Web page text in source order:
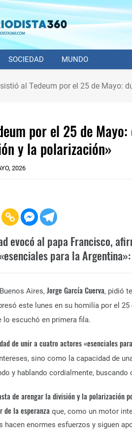
SOCIEDAD MUNDO
al Tedeum por el 25 de Mayo:
por el 25 de
y la polarización»
2026
evocó al papa Francisco,
para la
Aires, Jorge García Cuerva, pidió
este lunes en su homilía por el
lo escuchó en primera fila.
de unir a cuatro actores «esenciales
sino como la capacidad de
y hablando cordialmente, buscando
de arengar la división y la polarización
de la esperanza que, como un motor
enormes esfuerzos y siguen